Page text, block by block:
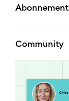
Abonnement
Community